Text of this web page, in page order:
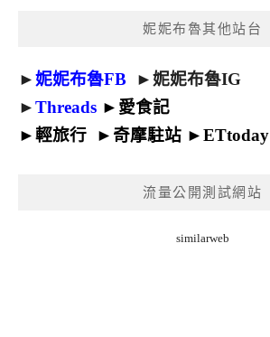
妮妮布魯其他站台
►妮妮布魯FB ►妮妮布魯IG
►Threads ► 愛食記
►輕旅行 ► 奇摩駐站 ►ETtoday
流量公開測試網站
similarweb